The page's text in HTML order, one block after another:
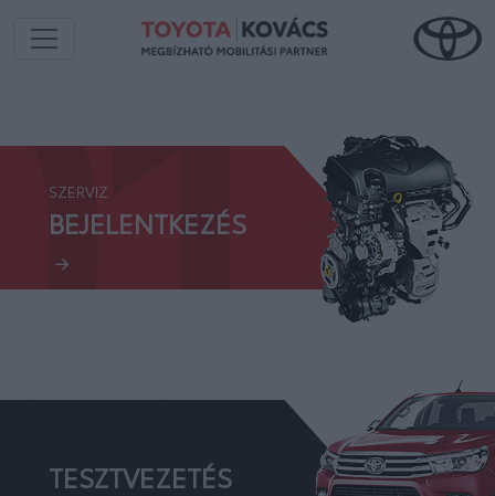
SZERVIZ
BEJELENTKEZÉS
TESZTVEZETÉS